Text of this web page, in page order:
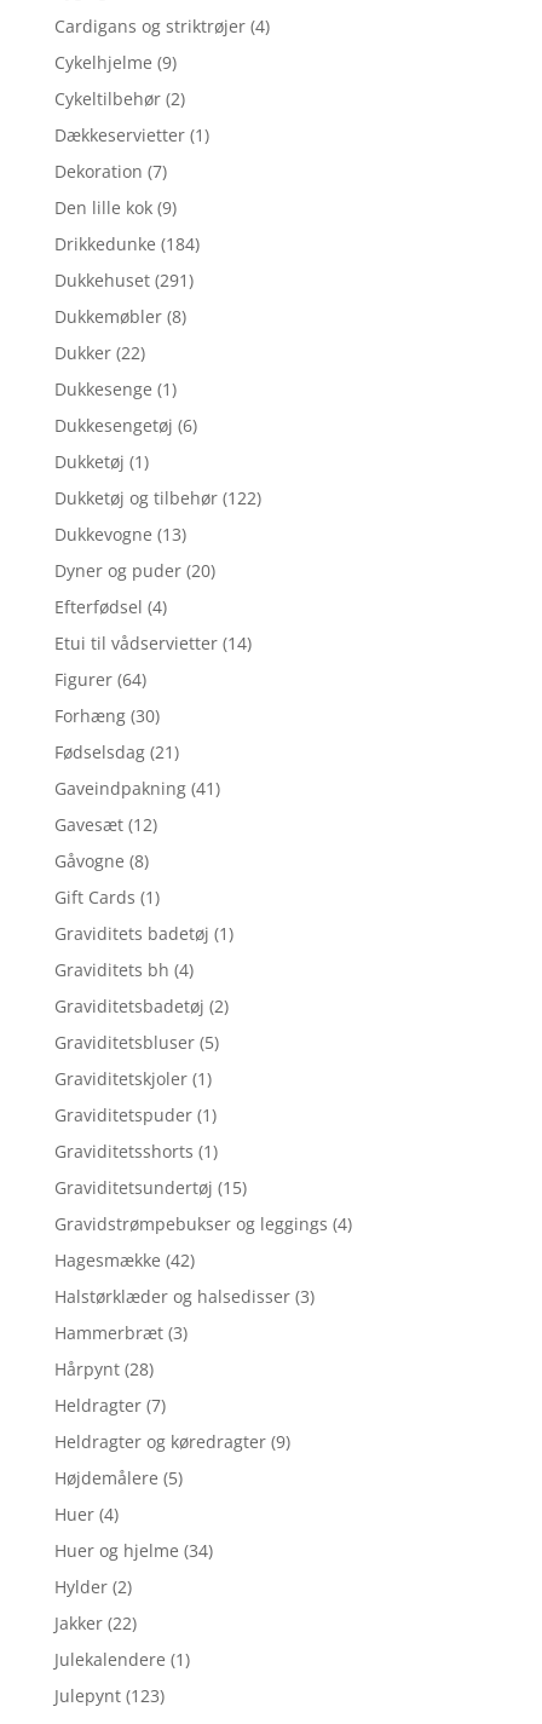
Cardigans og striktrøjer (4)
Cykelhjelme (9)
Cykeltilbehør (2)
Dækkeservietter (1)
Dekoration (7)
Den lille kok (9)
Drikkedunke (184)
Dukkehuset (291)
Dukkemøbler (8)
Dukker (22)
Dukkesenge (1)
Dukkesengetøj (6)
Dukketøj (1)
Dukketøj og tilbehør (122)
Dukkevogne (13)
Dyner og puder (20)
Efterfødsel (4)
Etui til vådservietter (14)
Figurer (64)
Forhæng (30)
Fødselsdag (21)
Gaveindpakning (41)
Gavesæt (12)
Gåvogne (8)
Gift Cards (1)
Graviditets badetøj (1)
Graviditets bh (4)
Graviditetsbadetøj (2)
Graviditetsbluser (5)
Graviditetskjoler (1)
Graviditetspuder (1)
Graviditetsshorts (1)
Graviditetsundertøj (15)
Gravidstrømpebukser og leggings (4)
Hagesmække (42)
Halstørklæder og halsedisser (3)
Hammerbræt (3)
Hårpynt (28)
Heldragter (7)
Heldragter og køredragter (9)
Højdemålere (5)
Huer (4)
Huer og hjelme (34)
Hylder (2)
Jakker (22)
Julekalendere (1)
Julepynt (123)